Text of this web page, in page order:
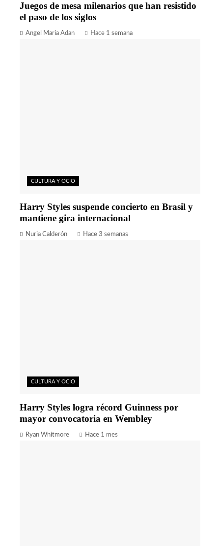
Juegos de mesa milenarios que han resistido
el paso de los siglos
Angel Maria Adan Hace 1 semana
CULTURA Y OCIO
Harry Styles suspende concierto en Brasil y
mantiene gira internacional
Nuria Calderón Hace 3 semanas
CULTURA Y OCIO
Harry Styles logra récord Guinness por
mayor convocatoria en Wembley
Ryan Whitmore Hace 1 mes